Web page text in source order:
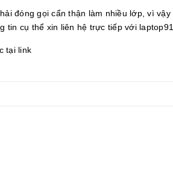
đóng gọi cẩn thận làm nhiều lớp, vì
tin cụ thể xin liên hệ trực tiếp với
tại link